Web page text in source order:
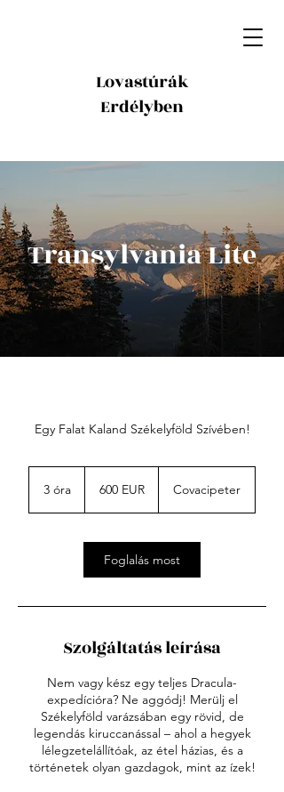
Lovastúrák
Erdélyben
Transylvania Lite
Egy Falat Kaland Székelyföld Szívében!
3 óra 600 EUR Covacipeter
Foglalás most
Szolgáltatás leírása
Nem vagy kész egy teljes Dracula-
expedícióra? Ne aggódj! Merülj el
Székelyföld varázsában egy rövid, de
legendás kiruccanással – ahol a hegyek
lélegzetelállítóak, az étel házias, és a
történetek olyan gazdagok, mint az ízek!